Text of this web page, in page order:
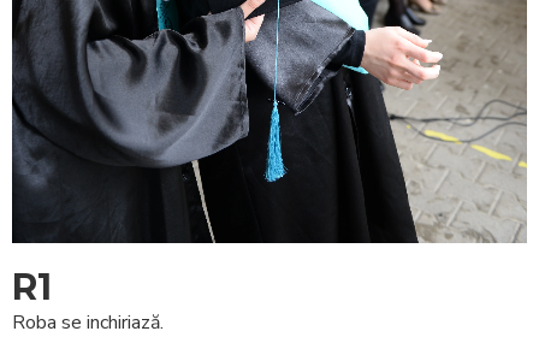
R1
Roba se inchiriază.